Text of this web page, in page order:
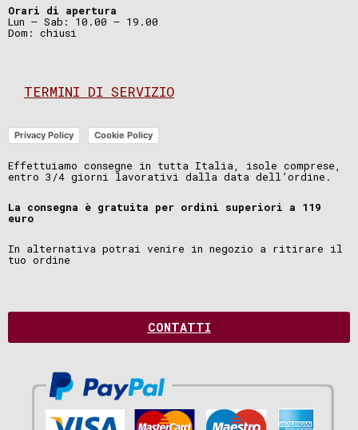
Orari di apertura
Lun – Sab: 10.00 – 19.00
Dom: chiusi
TERMINI DI SERVIZIO
Privacy Policy Cookie Policy
Effettuiamo consegne in tutta Italia, isole comprese,
entro 3/4 giorni lavorativi dalla data dell’ordine.
La consegna è gratuita per ordini superiori a 119
euro
In alternativa potrai venire in negozio a ritirare il
tuo ordine
CONTATTI